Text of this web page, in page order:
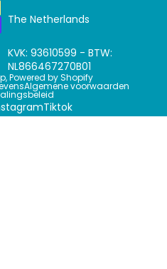
The Netherlands
KVK: 93610599 - BTW:
NL866467270B01
,Powered by Shopify
Algemene voorwaarden
Tiktok